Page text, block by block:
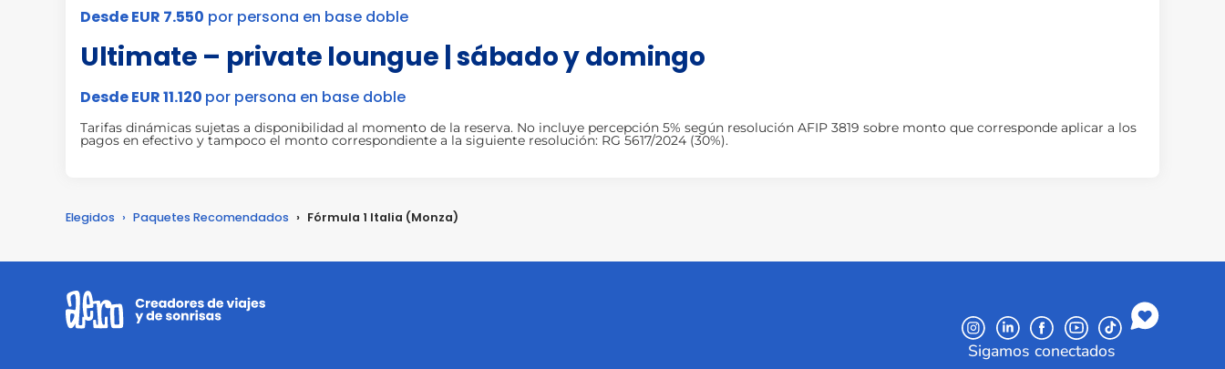
Desde EUR 7.550 por persona en base doble
Ultimate – private loungue | sábado y domingo
Desde EUR 11.120 por persona en base doble
Tarifas dinámicas sujetas a disponibilidad al momento de la reserva. No incluye percepción 5% según resolución AFIP 3819 sobre monto que corresponde aplicar a los
pagos en efectivo y tampoco el monto correspondiente a la siguiente resolución: RG 5617/2024 (30%).
Elegidos › Paquetes Recomendados › Fórmula 1 Italia (Monza)
Sigamos conectados